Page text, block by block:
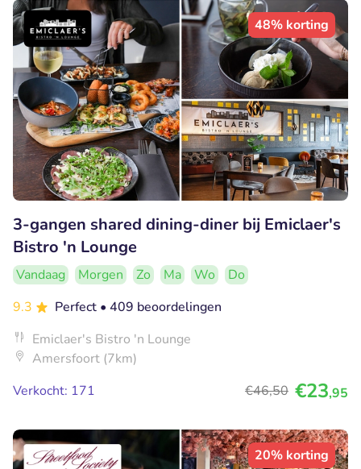
48% korting
3-gangen shared dining-diner bij Emiclaer's
Bistro 'n Lounge
Vandaag Morgen Zo Ma Wo
Do
9.3
Perfect • 409 beoordelingen
Emiclaer's Bistro 'n Lounge
Amersfoort (7km)
Verkocht: 171
€46,50 €23,95
20% korting